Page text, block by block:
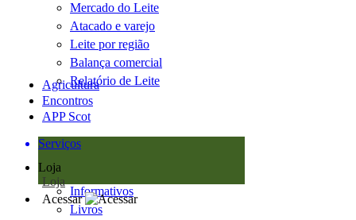
Mercado do Leite
Atacado e varejo
Leite por região
Balança comercial
Relatório de Leite
Agricultura
Encontros
APP Scot
Serviços
Loja
Loja
Informativos
Livros
Acessar